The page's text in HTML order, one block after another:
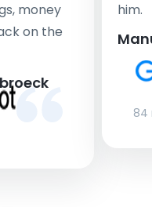
money
on the
him.
84